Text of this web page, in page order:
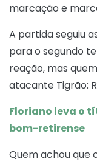
marcação e
A partida seguiu
para o segundo
reação, mas
atacante Tigrão:
Floriano leva o
bom-retirense
Quem achou que